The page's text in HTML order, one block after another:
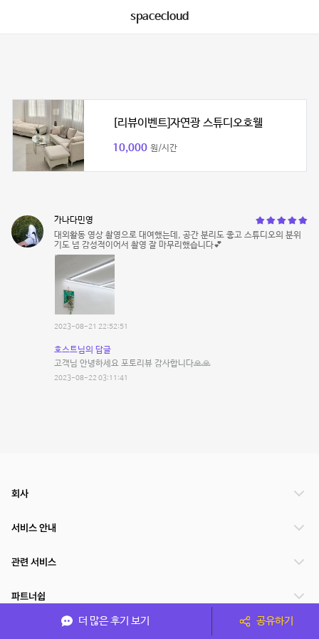
spacecloud
[리뷰이벤트]자연광 스튜디오호웰
10,000 원/시간
가나다민영
대외활동 영상 촬영으로 대여했는데, 공간 분리도 좋고 스튜디오의 분위
기도 넘 감성적이어서 촬영 잘 마무리했습니다💕
2023-08-21 22:52:51
호스트님의 답글
고객님 안녕하세요 포토리뷰 감사합니다🙏🙏
2023-08-22 03:11:41
더 많은 후기 보기 공유하기
회사
서비스 안내
관련 서비스
파트너쉽
서비스 제공 국가